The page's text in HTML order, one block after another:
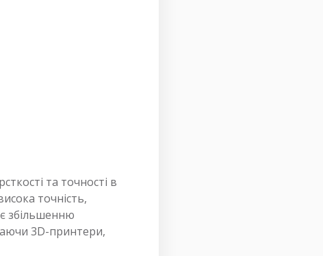
та точності в
точність,
збільшенню
3D-принтери,